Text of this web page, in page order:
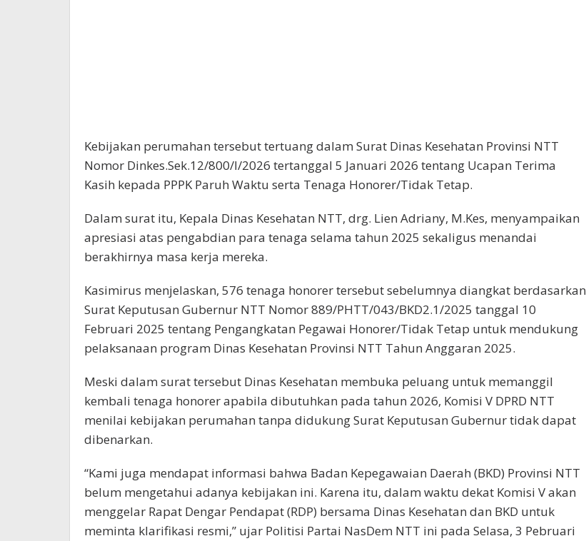
Kebijakan perumahan tersebut tertuang dalam Surat Dinas Kesehatan Provinsi NTT
Nomor Dinkes.Sek.12/800/I/2026 tertanggal 5 Januari 2026 tentang Ucapan Terima
Kasih kepada PPPK Paruh Waktu serta Tenaga Honorer/Tidak Tetap.
Dalam surat itu, Kepala Dinas Kesehatan NTT, drg. Lien Adriany, M.Kes, menyampaikan
apresiasi atas pengabdian para tenaga selama tahun 2025 sekaligus menandai
berakhirnya masa kerja mereka.
Kasimirus menjelaskan, 576 tenaga honorer tersebut sebelumnya diangkat berdasarkan
Surat Keputusan Gubernur NTT Nomor 889/PHTT/043/BKD2.1/2025 tanggal 10
Februari 2025 tentang Pengangkatan Pegawai Honorer/Tidak Tetap untuk mendukung
pelaksanaan program Dinas Kesehatan Provinsi NTT Tahun Anggaran 2025.
Meski dalam surat tersebut Dinas Kesehatan membuka peluang untuk memanggil
kembali tenaga honorer apabila dibutuhkan pada tahun 2026, Komisi V DPRD NTT
menilai kebijakan perumahan tanpa didukung Surat Keputusan Gubernur tidak dapat
dibenarkan.
“Kami juga mendapat informasi bahwa Badan Kepegawaian Daerah (BKD) Provinsi NTT
belum mengetahui adanya kebijakan ini. Karena itu, dalam waktu dekat Komisi V akan
menggelar Rapat Dengar Pendapat (RDP) bersama Dinas Kesehatan dan BKD untuk
meminta klarifikasi resmi,” ujar Politisi Partai NasDem NTT ini pada Selasa, 3 Pebruari